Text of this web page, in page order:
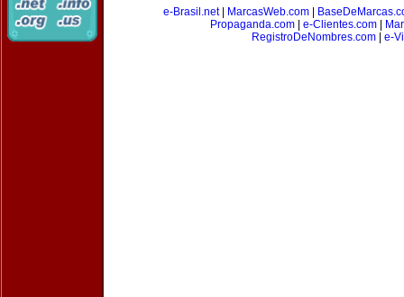
e-Brasil.net| MarcasWeb.com|
Propaganda.com
e-Clientes.com
RegistroDeNombres.com| e-